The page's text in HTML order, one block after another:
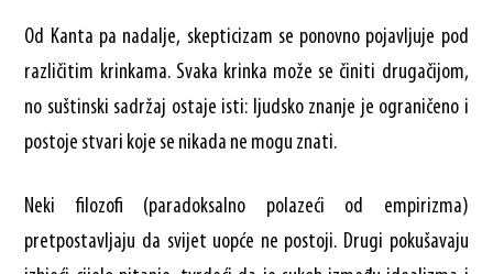
Od Kanta pa nadalje, skepticizam se ponovno pojavljuje pod
različitim krinkama. Svaka krinka može se činiti drugačijom,
no suštinski sadržaj ostaje isti: ljudsko znanje je ograničeno i
postoje stvari koje se nikada ne mogu znati.
Neki filozofi (paradoksalno polazeći od empirizma)
pretpostavljaju da svijet uopće ne postoji. Drugi pokušavaju